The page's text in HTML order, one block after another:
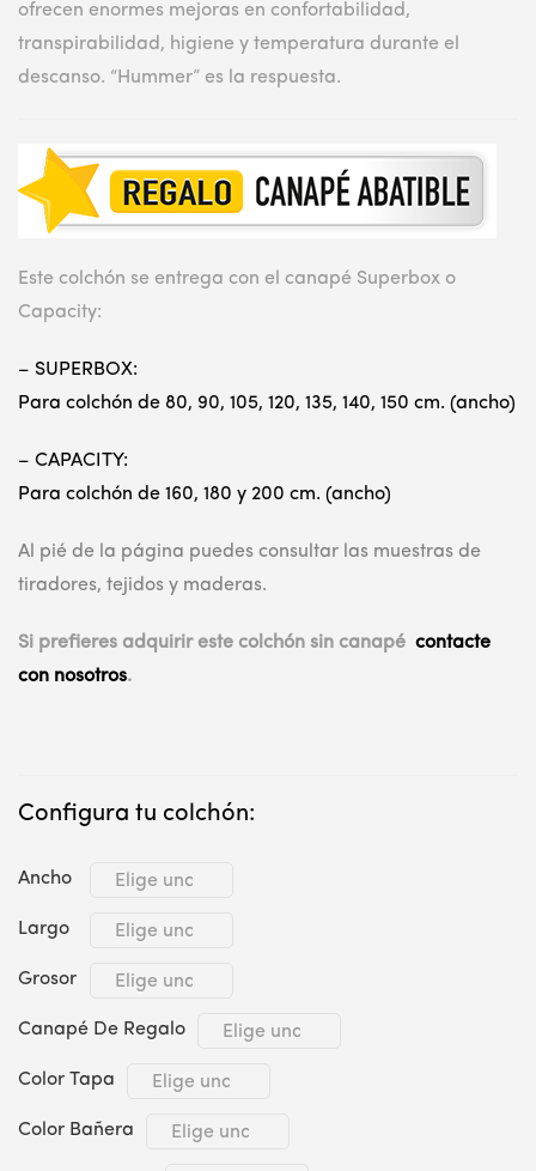
ofrecen enormes mejoras en confortabilidad,
transpirabilidad, higiene y temperatura durante el
descanso. “Hummer” es la respuesta.
Este colchón se entrega con el canapé Superbox o
Capacity:
– SUPERBOX:
Para colchón de 80, 90, 105, 120, 135, 140, 150 cm. (ancho)
– CAPACITY:
Para colchón de 160, 180 y 200 cm. (ancho)
Al pié de la página puedes consultar las muestras de
tiradores, tejidos y maderas.
Si prefieres adquirir este colchón sin canapé contacte
con nosotros.
Configura tu colchón:
Ancho
Largo
Grosor
Canapé De Regalo
Color Tapa
Color Bañera